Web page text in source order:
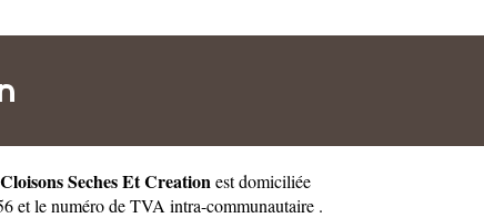
Seches Et Creation est domiciliée
et le numéro de TVA intra-communautaire .